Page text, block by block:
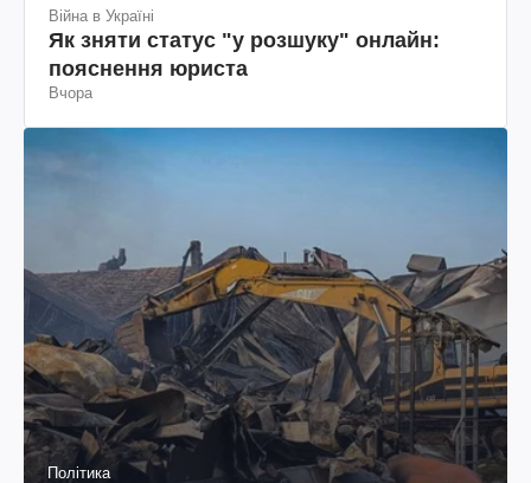
Війна в Україні
Як зняти статус "у розшуку" онлайн:
пояснення юриста
Вчора
Політика